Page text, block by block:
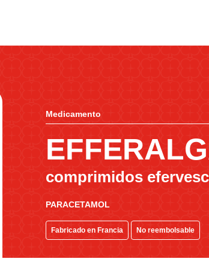
Medicamento
comprimidos
PARACETAMOL
Fabricado en Francia No reembolsable